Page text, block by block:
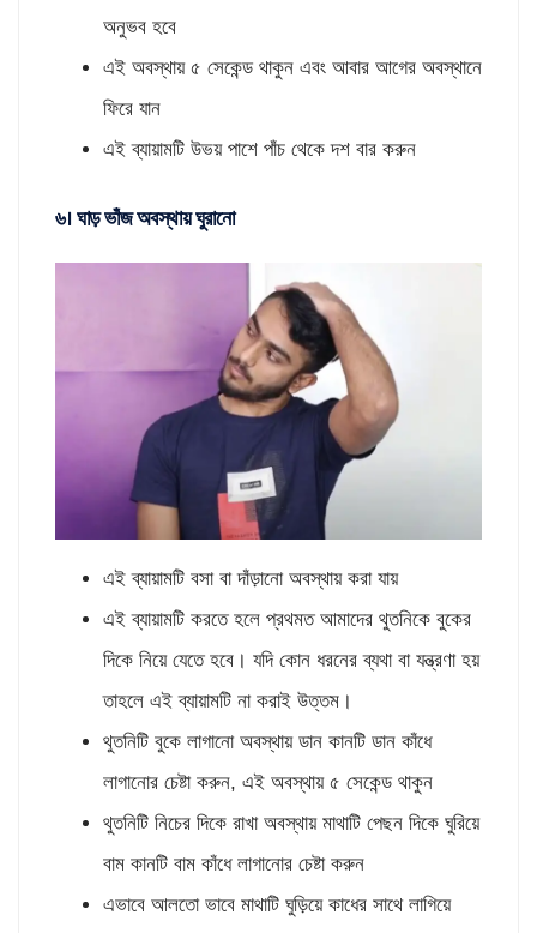
অনুভব হবে
এই অবস্থায় ৫ সেকেন্ড থাকুন এবং আবার আগের অবস্থানে
ফিরে যান
এই ব্যায়ামটি উভয় পাশে পাঁচ থেকে দশ বার করুন
৬। ঘাড় ভাঁজ অবস্থায় ঘুরানো
এই ব্যায়ামটি বসা বা দাঁড়ানো অবস্থায় করা যায়
এই ব্যায়ামটি করতে হলে প্রথমত আমাদের থুতনিকে বুকের
দিকে নিয়ে যেতে হবে। যদি কোন ধরনের ব্যথা বা যন্ত্রণা হয়
তাহলে এই ব্যায়ামটি না করাই উত্তম।
থুতনিটি বুকে লাগানো অবস্থায় ডান কানটি ডান কাঁধে
লাগানোর চেষ্টা করুন, এই অবস্থায় ৫ সেকেন্ড থাকুন
থুতনিটি নিচের দিকে রাখা অবস্থায় মাথাটি পেছন দিকে ঘুরিয়ে
বাম কানটি বাম কাঁধে লাগানোর চেষ্টা করুন
এভাবে আলতো ভাবে মাথাটি ঘুড়িয়ে কাধের সাথে লাগিয়ে